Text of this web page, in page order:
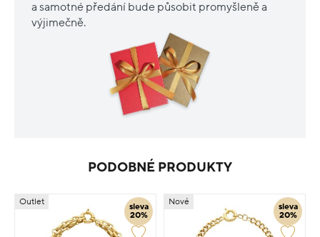
a samotné předání bude působit promyšleně a
výjimečně.
PODOBNÉ PRODUKTY
sleva
20%
Outlet
sleva
20%
Nové